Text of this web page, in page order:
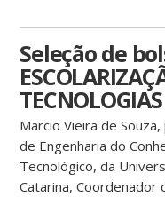
Seleção de
Marcio Vieira de
de Engenharia do
Tecnológico, da
Catarina, Coordenador